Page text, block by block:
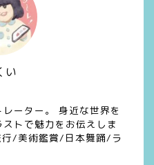
い
ーター。 身近な世界を
トで魅力をお伝えしま
/美術鑑賞/日本舞踊/ラ